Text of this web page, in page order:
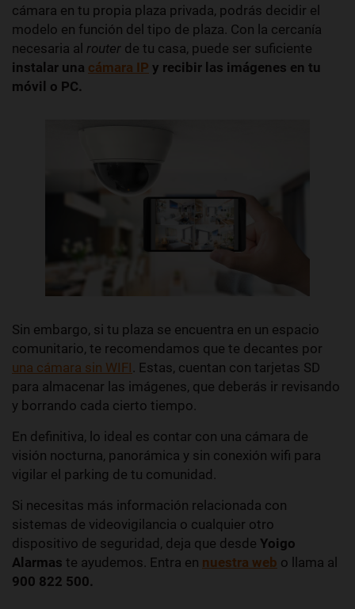
cámara en tu propia plaza privada, podrás decidir el
modelo en función del tipo de plaza. Con la cercanía
necesaria al router de tu casa, puede ser suficiente
instalar una cámara IP y recibir las imágenes en tu
móvil o PC.
Sin embargo, si tu plaza se encuentra en un espacio
comunitario, te recomendamos que te decantes por
una cámara sin WIFI . Estas, cuentan con tarjetas SD
para almacenar las imágenes, que deberás ir revisando
y borrando cada cierto tiempo.
En definitiva, lo ideal es contar con una cámara de
visión nocturna, panorámica y sin conexión wifi para
vigilar el parking de tu comunidad.
Si necesitas más información relacionada con
sistemas de videovigilancia o cualquier otro
dispositivo de seguridad, deja que desde Yoigo
Alarmas te ayudemos. Entra en nuestra web o llama al
900 822 500.